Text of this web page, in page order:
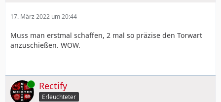
17. März 2022 um 20:44
Muss man erstmal schaffen, 2 mal so präzise den Torwart
anzuschießen. WOW.
Online Rectify
Erleuchteter